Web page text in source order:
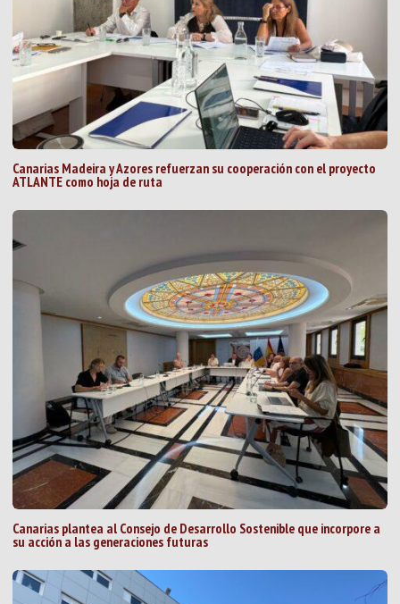
Canarias Madeira y Azores refuerzan su cooperación con el proyecto
ATLANTE como hoja de ruta
Canarias plantea al Consejo de Desarrollo Sostenible que incorpore a
su acción a las generaciones futuras